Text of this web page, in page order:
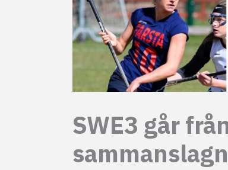
SWE3 går